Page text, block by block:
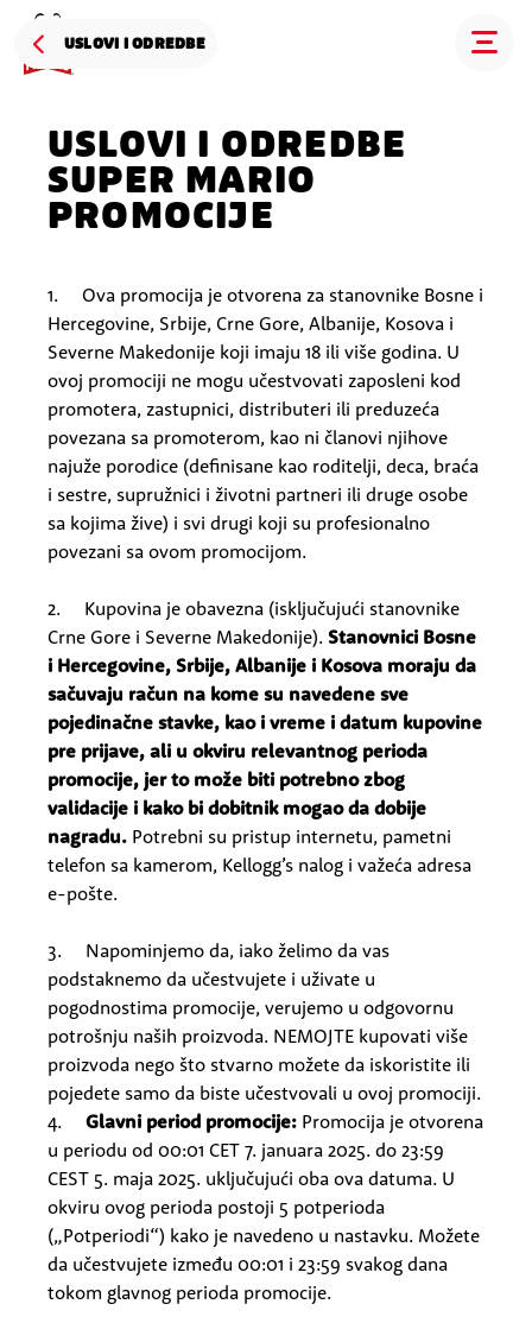
USLOVI I ODREDBE
USLOVI I ODREDBE
SUPER MARIO
PROMOCIJE
1. Ova promocija je otvorena za stanovnike Bosne i
Hercegovine, Srbije, Crne Gore, Albanije, Kosova i
Severne Makedonije koji imaju 18 ili više godina. U
ovoj promociji ne mogu učestvovati zaposleni kod
promotera, zastupnici, distributeri ili preduzeća
povezana sa promoterom, kao ni članovi njihove
najuže porodice (definisane kao roditelji, deca, braća
i sestre, supružnici i životni partneri ili druge osobe
sa kojima žive) i svi drugi koji su profesionalno
povezani sa ovom promocijom.
2. Kupovina je obavezna (isključujući stanovnike
Crne Gore i Severne Makedonije). Stanovnici Bosne
i Hercegovine, Srbije, Albanije i Kosova moraju da
sačuvaju račun na kome su navedene sve
pojedinačne stavke, kao i vreme i datum kupovine
pre prijave, ali u okviru relevantnog perioda
promocije, jer to može biti potrebno zbog
validacije i kako bi dobitnik mogao da dobije
nagradu. Potrebni su pristup internetu, pametni
telefon sa kamerom, Kellogg’s nalog i važeća adresa
e-pošte.
3. Napominjemo da, iako želimo da vas
podstaknemo da učestvujete i uživate u
pogodnostima promocije, verujemo u odgovornu
potrošnju naših proizvoda. NEMOJTE kupovati više
proizvoda nego što stvarno možete da iskoristite ili
pojedete samo da biste učestvovali u ovoj promociji.
4. Glavni period promocije: Promocija je otvorena
u periodu od 00:01 CET 7. januara 2025. do 23:59
CEST 5. maja 2025. uključujući oba ova datuma. U
okviru ovog perioda postoji 5 potperioda
(„Potperiodi“) kako je navedeno u nastavku. Možete
da učestvujete između 00:01 i 23:59 svakog dana
tokom glavnog perioda promocije.